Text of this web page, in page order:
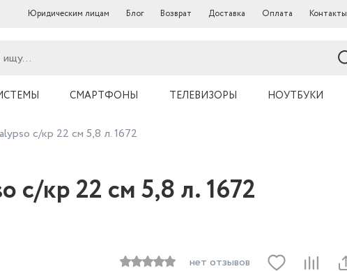
Юридическим лицам Блог Возврат Доставка Оплата Контакты
СМАРТФОНЫ ТЕЛЕВИЗОРЫ НОУТБУКИ
с/кр 22 см 5,8 л. 1672
с/кр 22 см 5,8 л. 1672
нет отзывов